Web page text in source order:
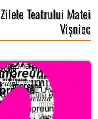
Teatrului Matei
Vișniec